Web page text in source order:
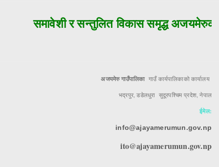
समावेशी र सन्तुलित विकास समृद्ध
अजयमेरु गाउँपालिका गाउँ कार्यपालिकाको कार्यालय
भद्रपुर, डडेलधुरा सुदूरपश्चिम प्रदेश, नेपाल
ईमेल:
info@ajayamerumun.gov.np
ito@ajayamerumun.gov.np